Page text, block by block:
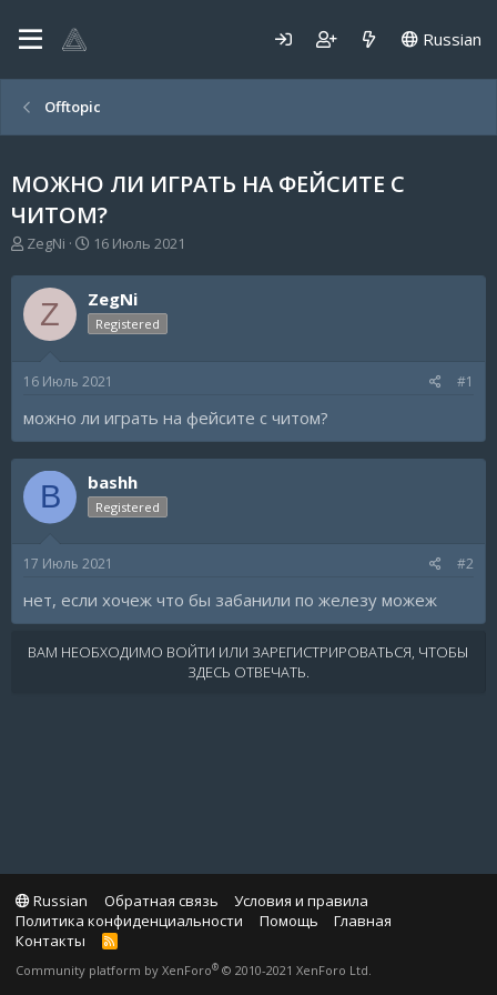
Russian
Offtopic
МОЖНО ЛИ ИГРАТЬ НА ФЕЙСИТЕ С
ЧИТОМ?
А
т
о
р
т
м
ZegNi
Д
т
а
н
а
а
16 Июль 2021
Z ZegNi
Registered
16 Июль 2021 #1
можно ли играть на фейсите с читом?
B bashh
Registered
17 Июль 2021 #2
нет, если хочеж что бы забанили по железу можеж
ВАМ НЕОБХОДИМО ВОЙТИ ИЛИ ЗАРЕГИСТРИРОВАТЬСЯ, ЧТОБЫ
ЗДЕСЬ ОТВЕЧАТЬ.
Russian Обратная связь
Условия и правила
Политика конфиденциальности
Помощь
Главная
Контакты
R
S
Community platform by XenForo® © 2010-2021 XenForo Ltd.